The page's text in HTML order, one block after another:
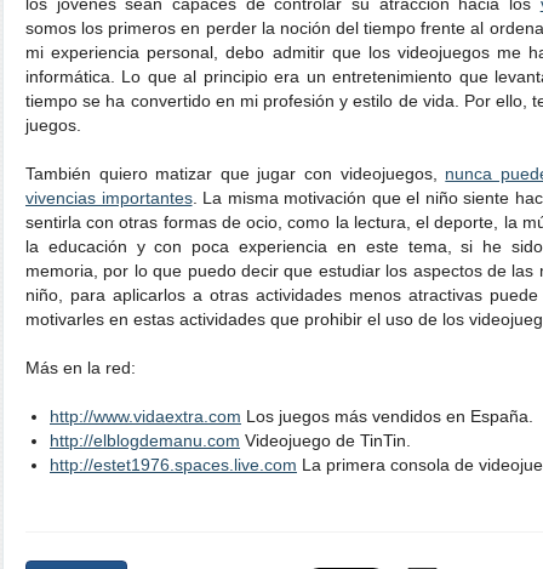
somos los primeros en perder la noción del tiempo frente al
mi experiencia personal, debo admitir que los videojuegos me
informática. Lo que al principio era un entretenimiento que
tiempo se ha convertido en mi profesión y estilo de vida. Por ello,
juegos.
También quiero matizar que jugar con videojuegos, nunca
vivencias importantes. La misma motivación que el niño siente
sentirla con otras formas de ocio, como la lectura, el deporte, la
la educación y con poca experiencia en este tema, si he
memoria, por lo que puedo decir que estudiar los aspectos de las
niño, para aplicarlos a otras actividades menos atractivas
motivarles en estas actividades que prohibir el uso de los
Más en la red:
http://www.vidaextra.com Los juegos más vendidos en España.
http://elblogdemanu.com Videojuego de TinTin.
http://estet1976.spaces.live.com La primera consola de